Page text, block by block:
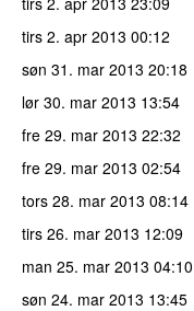
tirs 2. apr 2013 00:12
søn 31. mar 2013 20:18
lør 30. mar 2013 13:54
fre 29. mar 2013 22:32
fre 29. mar 2013 02:54
tors 28. mar 2013 08:14
tirs 26. mar 2013 12:09
man 25. mar 2013 04:10
søn 24. mar 2013 13:45